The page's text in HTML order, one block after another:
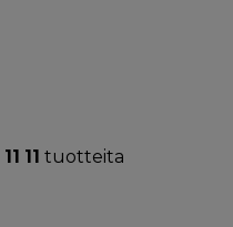
11 11 tuotteita